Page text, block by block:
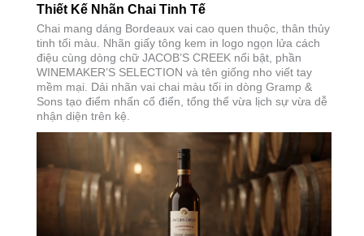
Thiết Kế Nhãn Chai Tinh Tế
Chai mang dáng Bordeaux vai cao quen thuộc, thân thủy
tinh tối màu. Nhãn giấy tông kem in logo ngọn lửa cách
điệu cùng dòng chữ JACOB’S CREEK nổi bật, phần
WINEMAKER’S SELECTION và tên giống nho viết tay
mềm mại. Dải nhãn vai chai màu tối in dòng Gramp &
Sons tạo điểm nhấn cổ điển, tổng thể vừa lịch sự vừa dễ
nhận diện trên kệ.